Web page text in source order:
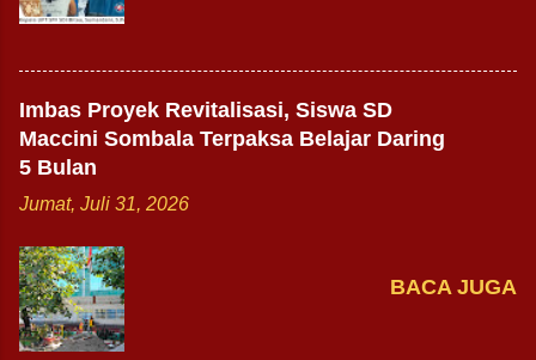
Imbas Proyek Revitalisasi, Siswa SD
Maccini Sombala Terpaksa Belajar Daring
5 Bulan
Jumat, Juli 31, 2026
BACA JUGA